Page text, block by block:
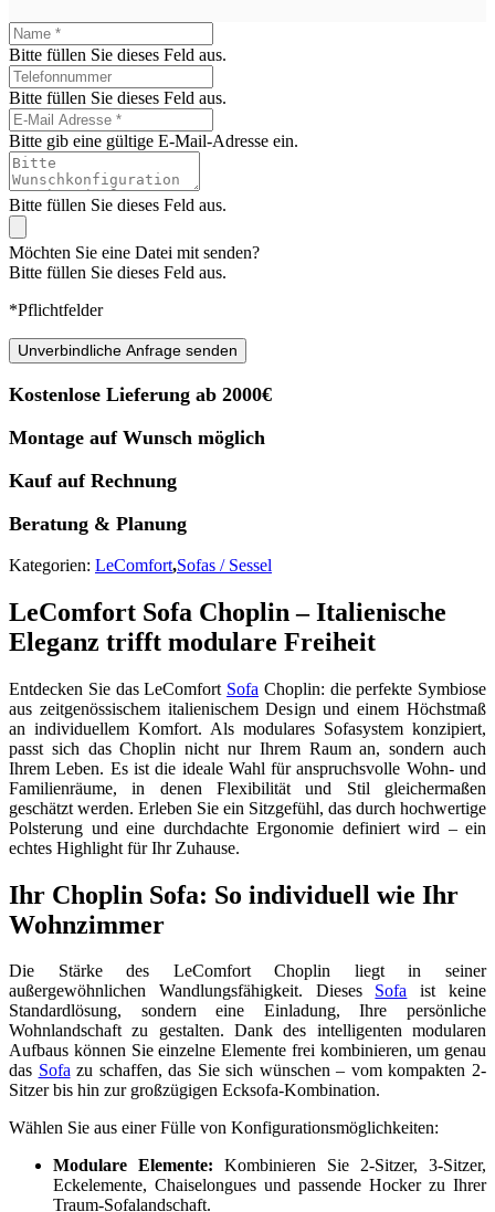
Bitte füllen Sie dieses Feld aus.
Bitte füllen Sie dieses Feld aus.
Bitte gib eine gültige E-Mail-Adresse ein.
Bitte füllen Sie dieses Feld aus.
Möchten Sie eine Datei mit senden?
Bitte füllen Sie dieses Feld aus.
*Pflichtfelder
Unverbindliche Anfrage senden
Kostenlose Lieferung ab 2000€
Montage auf Wunsch möglich
Kauf auf Rechnung
Beratung & Planung
Kategorien: LeComfort,Sofas / Sessel
LeComfort Sofa Choplin – Italienische
Eleganz trifft modulare Freiheit
Entdecken Sie das LeComfort Sofa Choplin: die perfekte Symbiose
aus zeitgenössischem italienischem Design und einem Höchstmaß
an individuellem Komfort. Als modulares Sofasystem konzipiert,
passt sich das Choplin nicht nur Ihrem Raum an, sondern auch
Ihrem Leben. Es ist die ideale Wahl für anspruchsvolle Wohn- und
Familienräume, in denen Flexibilität und Stil gleichermaßen
geschätzt werden. Erleben Sie ein Sitzgefühl, das durch hochwertige
Polsterung und eine durchdachte Ergonomie definiert wird – ein
echtes Highlight für Ihr Zuhause.
Ihr Choplin Sofa: So individuell wie Ihr
Wohnzimmer
Die Stärke des LeComfort Choplin liegt in seiner
außergewöhnlichen Wandlungsfähigkeit. Dieses Sofa ist keine
Standardlösung, sondern eine Einladung, Ihre persönliche
Wohnlandschaft zu gestalten. Dank des intelligenten modularen
Aufbaus können Sie einzelne Elemente frei kombinieren, um genau
das Sofazu schaffen, das Sie sich wünschen – vom kompakten 2-
Sitzer bis hin zur großzügigen Ecksofa-Kombination.
Wählen Sie aus einer Fülle von Konfigurationsmöglichkeiten:
Modulare Elemente: Kombinieren Sie 2-Sitzer, 3-Sitzer,
Eckelemente, Chaiselongues und passende Hocker zu Ihrer
Traum-Sofalandschaft.